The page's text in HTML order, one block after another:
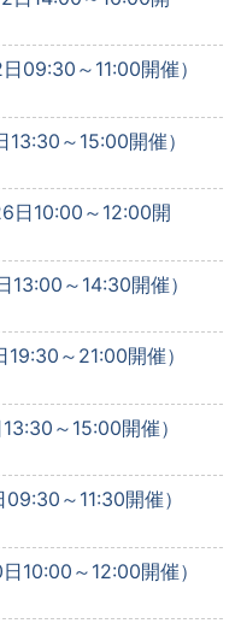
09:30～11:00開催）
～15:00開催）
日10:00～12:00開
～14:30開催）
～21:00開催）
～15:00開催）
～11:30開催）
10:00～12:00開催）